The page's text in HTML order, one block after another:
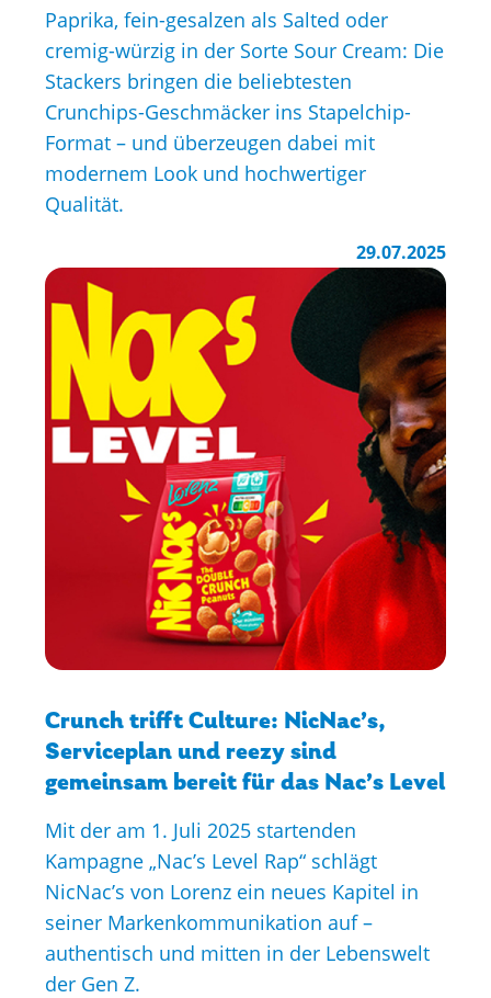
Paprika, fein-gesalzen als Salted oder
cremig-würzig in der Sorte Sour Cream: Die
Stackers bringen die beliebtesten
Crunchips-Geschmäcker ins Stapelchip-
Format – und überzeugen dabei mit
modernem Look und hochwertiger
Qualität.
29.07.2025
Crunch trifft Culture: NicNac’s,
Serviceplan und reezy sind
gemeinsam bereit für das Nac’s Level
Mit der am 1. Juli 2025 startenden
Kampagne „Nac’s Level Rap“ schlägt
NicNac’s von Lorenz ein neues Kapitel in
seiner Markenkommunikation auf –
authentisch und mitten in der Lebenswelt
der Gen Z.